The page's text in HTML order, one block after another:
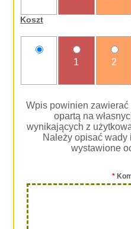
Koszt
1 2
Wpis powinien zawierać
opartą na
wynikających z
Należy opisać
wystawione
*